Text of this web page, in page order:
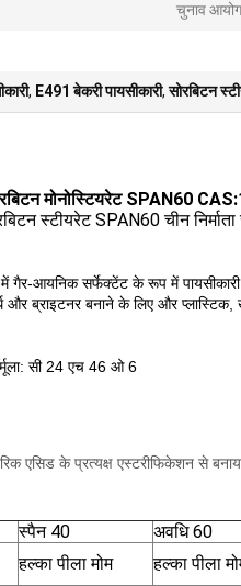
चुनाव
, E491 बेकरी पायसीकारी,सोरबिटन
मोनोस्टियरेट SPAN60
स्टीयरेट SPAN60 चीन
में गैर-आयनिक सर्फेक्टेंट के रूप में
ब्राइटनर बनाने के लिए और प्लास्टिक,
सी 24 एच 46 ओ 6
एसिड के प्रत्यक्ष एस्टरीफिकेशन से
स्पैन 40 अवधि 60
हल्का पीला मोम हल्का पीला